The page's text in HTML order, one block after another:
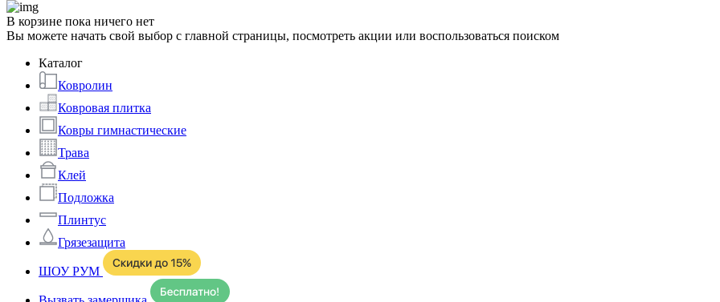
В корзине пока ничего нет
Вы можете начать свой выбор с главной страницы, посмотреть акции или воспользоваться поиском
Каталог
Ковролин
Ковровая плитка
Ковры гимнастические
Трава
Клей
Подложка
Плинтус
Грязезащита
ШОУ РУМ